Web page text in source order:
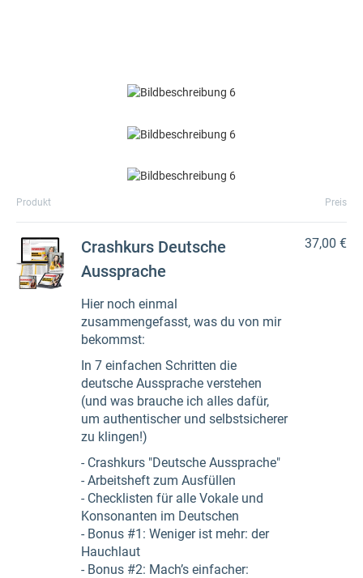
Produkt Preis
Crashkurs Deutsche
Aussprache
Hier noch einmal
zusammengefasst, was du von mir
bekommst:
In 7 einfachen Schritten die
deutsche Aussprache verstehen
(und was brauche ich alles dafür,
um authentischer und selbstsicherer
zu klingen!)
- Crashkurs "Deutsche Aussprache"
- Arbeitsheft zum Ausfüllen
- Checklisten für alle Vokale und
Konsonanten im Deutschen
- Bonus #1: Weniger ist mehr: der
Hauchlaut
- Bonus #2: Mach’s einfacher:
37,00 €